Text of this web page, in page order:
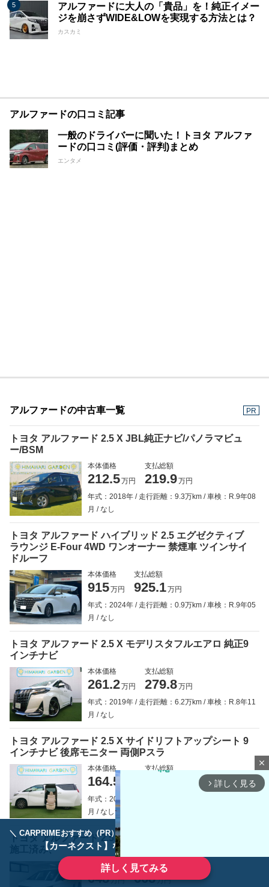
＼ CARPRIMEおすすめ（PR） ／
【カーネクスト】ならどんなクルマも高価買取
詳しく見てみる
アルファードに大人の「貴品」を！純正イメー
ジを崩さずWIDE&LOWを実現する方法とは？
カスカミ
アルファードの口コミ記事
一般のドライバーに聞いた！トヨタ アルファ
ードの口コミ(評価・評判)まとめ
エンタメ
アルファードの中古車一覧 PR
トヨタ アルファード 2.5 X JBL純正ナビ/パノラマビュ
ー/BSM
本体価格
212.5万円
支払総額
219.9万円
年式：2018年
走行距離：9.3万km
車検：R.9年08
月
なし
トヨタ アルファード ハイブリッド 2.5 エグゼクティブ
ラウンジ E-Four 4WD ワンオーナー 禁煙車 ツインサイ
ドルーフ
本体価格
915万円
支払総額
925.1万円
年式：2024年
走行距離：0.9万km
車検：R.9年05
月
なし
トヨタ アルファード 2.5 X モデリスタフルエアロ 純正9
インチナビ
本体価格
261.2万円
支払総額
279.8万円
年式：2019年
走行距離：6.2万km
車検：R.8年11
月
なし
トヨタ アルファード 2.5 X サイドリフトアップシート 9
インチナビ 後席モニター 両側Pスラ
本体価格
164.5
支払総額
年式：2016年
月
なし
トヨタ アルファード 2.5 Z 2年車検付き、コーティング
施工済み、
本体価格
648万円
支払総額
668万円
close
arrow_forward_ios 詳しく見る